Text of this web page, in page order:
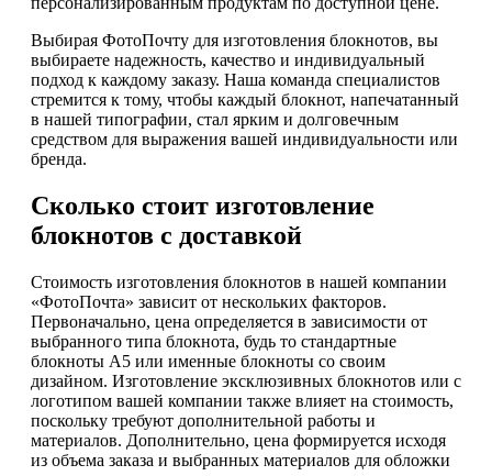
Выбирая ФотоПочту для изготовления блокнотов, вы
выбираете надежность, качество и индивидуальный
подход к каждому заказу. Наша команда специалистов
стремится к тому, чтобы каждый блокнот, напечатанный
в нашей типографии, стал ярким и долговечным
средством для выражения вашей индивидуальности или
бренда.
Сколько стоит изготовление
блокнотов с доставкой
Стоимость изготовления блокнотов в нашей компании
«ФотоПочта» зависит от нескольких факторов.
Первоначально, цена определяется в зависимости от
выбранного типа блокнота, будь то стандартные
блокноты А5 или именные блокноты со своим
дизайном. Изготовление эксклюзивных блокнотов или с
логотипом вашей компании также влияет на стоимость,
поскольку требуют дополнительной работы и
материалов. Дополнительно, цена формируется исходя
из объема заказа и выбранных материалов для обложки